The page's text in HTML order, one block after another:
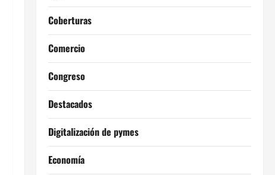
Coberturas
Comercio
Congreso
Destacados
Digitalización de pymes
Economía